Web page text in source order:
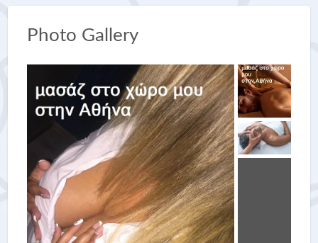
Photo Gallery